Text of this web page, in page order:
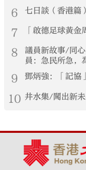
6 七日談（香港篇
7 「啟德足球黃
8
議員新故事/同
員：急民所急，
9 鄧炳強：「記協
10 井水集/闖出新